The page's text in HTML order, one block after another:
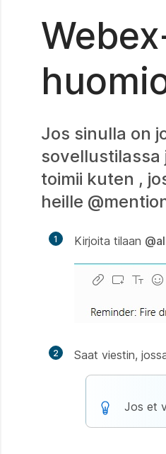
Jos sinulla on
sovellustilassa
toimii kuten ,
heille
1 Kirjoita tilaan
2 Saat viestin,
Jos et